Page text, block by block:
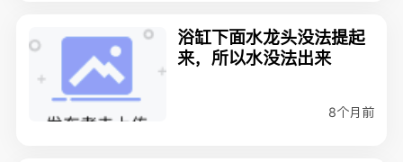
浴缸下面水龙头没法提起
来，所以水没法出来
8个月前